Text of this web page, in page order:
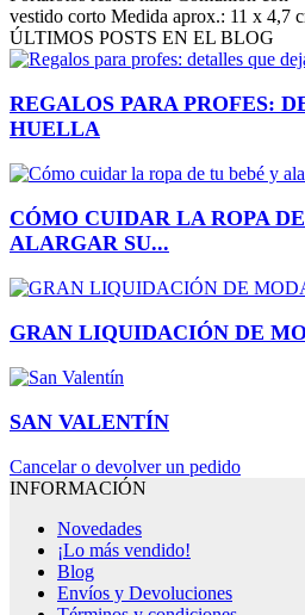
vestido corto Medida aprox.: 11 x 4,7
ÚLTIMOS POSTS EN EL BLOG
REGALOS PARA PROFES:
HUELLA
CÓMO CUIDAR LA ROPA
ALARGAR SU...
GRAN LIQUIDACIÓN DE
SAN VALENTÍN
Cancelar o devolver un pedido
INFORMACIÓN
Novedades
¡Lo más vendido!
Blog
Envíos y Devoluciones